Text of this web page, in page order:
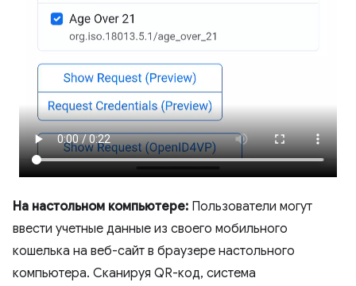
На настольном компьютере: Пользователи могут
ввести учетные данные из своего мобильного
кошелька на веб-сайт в браузере настольного
компьютера. Сканируя QR-код, система